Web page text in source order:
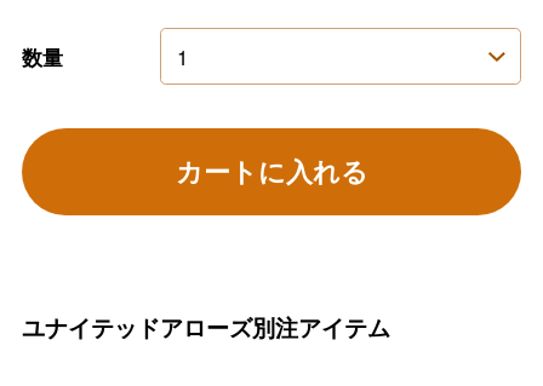
数量
カートに入れる
ユナイテッドアローズ別注アイテム